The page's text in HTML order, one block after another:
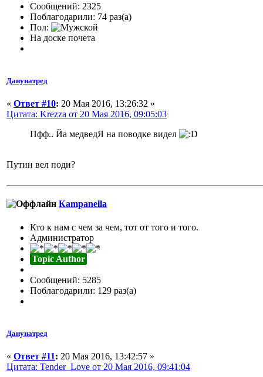
Сообщений: 2325
Поблагодарили: 74 раз(а)
Пол:
На доске почета
Данунатред
« Ответ #10: 20 Мая 2016, 13:26:32 »
Цитата: Krezza от 20 Мая 2016, 09:05:03
Пфф.. Йа медведЯ на поводке видел
Путин вел поди?
Кampanella
Кто к нам с чем за чем, тот от того и того.
Администратор
Topic Author
Сообщений: 5285
Поблагодарили: 129 раз(а)
Данунатред
« Ответ #11: 20 Мая 2016, 13:42:57 »
Цитата: Tender_Love от 20 Мая 2016, 09:41:04